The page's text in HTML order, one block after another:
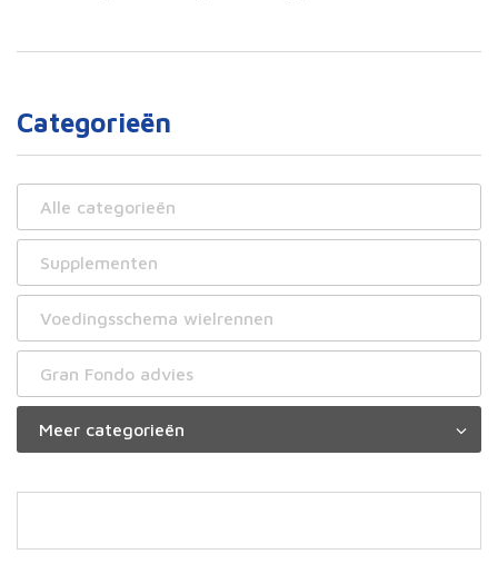
Categorieën
Alle categorieën
Supplementen
Voedingsschema wielrennen
Gran Fondo advies